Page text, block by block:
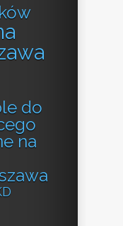
do
na